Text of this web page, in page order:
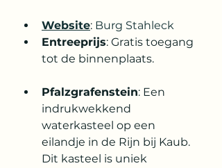
Website: Burg Stahleck
Entreeprijs: Gratis toegang
tot de binnenplaats.
Pfalzgrafenstein: Een
indrukwekkend
waterkasteel op een
eilandje in de Rijn bij Kaub.
Dit kasteel is uniek